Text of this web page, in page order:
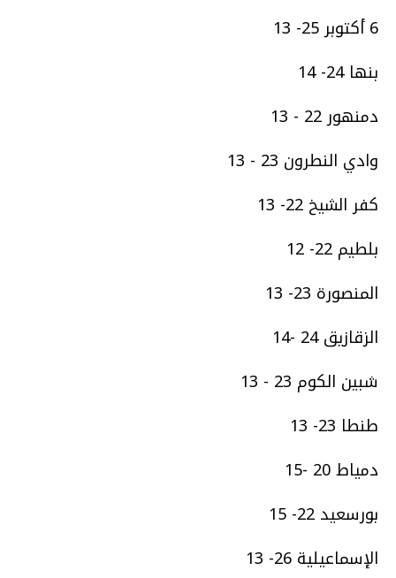
6 أكتوبر 25- 13
بنها 24- 14
دمنهور 22 - 13
وادي النطرون 23 - 13
كفر الشيخ 22- 13
بلطيم 22- 12
المنصورة 23- 13
الزقازيق 24 -14
شبين الكوم 23 - 13
طنطا 23- 13
دمياط 20 -15
بورسعيد 22- 15
الإسماعيلية 26- 13